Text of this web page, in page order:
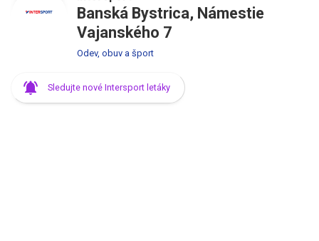
Banská Bystrica, Námestie
Vajanského 7
Odev, obuv a šport
Sledujte nové Intersport letáky